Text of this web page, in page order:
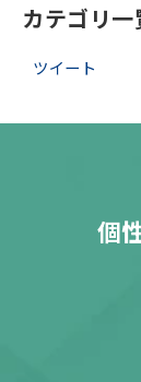
カテゴリ一
ツイート
個